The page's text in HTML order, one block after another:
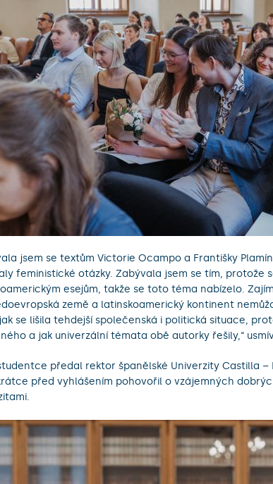
jsem se textům Victorie Ocampo a Františky
feministické otázky. Zabývala jsem se tím, protože
esejům, takže se toto téma nabízelo.
země a latinskoamerický kontinent
se lišila tehdejší společenská i politická situace,
a jak univerzální témata obě autorky řešily,“
předal rektor španělské Univerzity Castilla –
před vyhlášením pohovořil o vzájemných